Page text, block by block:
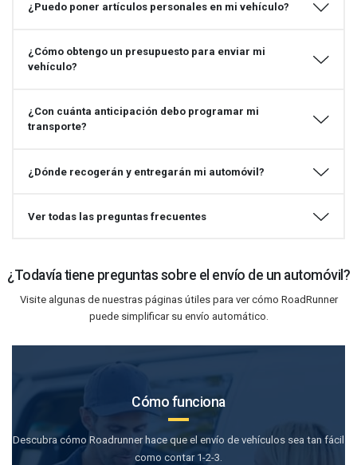
¿Puedo poner artículos personales en mi vehículo?
¿Cómo obtengo un presupuesto para enviar mi
vehículo?
¿Con cuánta anticipación debo programar mi
transporte?
¿Dónde recogerán y entregarán mi automóvil?
Ver todas las preguntas frecuentes
¿Todavía tiene preguntas sobre el envío de un automóvil?
Visite algunas de nuestras páginas útiles para ver cómo RoadRunner
puede simplificar su envío automático.
Cómo funciona
Descubra cómo Roadrunner hace que el envío de vehículos sea tan fácil
como contar 1-2-3.